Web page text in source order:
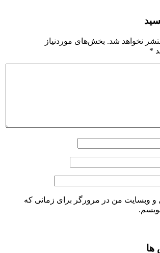
نخواهد شد. بخش‌های موردنیاز
*
و وبسایت من در مرورگر برای زمانی که
ها